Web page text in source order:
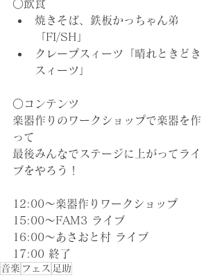
○飲食
焼きそば、鉄板かっちゃん弟
FI/SH」
クレープスィーツ「晴れときどき
スィーツ 」
○コンテンツ
楽器作りのワークショップで楽器を作
って
最後みんなでステージに上がってライ
ブをやろう！
12:00〜楽器作りワークショップ
15:﻿﻿﻿00〜FAM3 ライブ
16:﻿﻿﻿00〜あさおと村 ライブ
17:00 終了
音楽 フェス 足助